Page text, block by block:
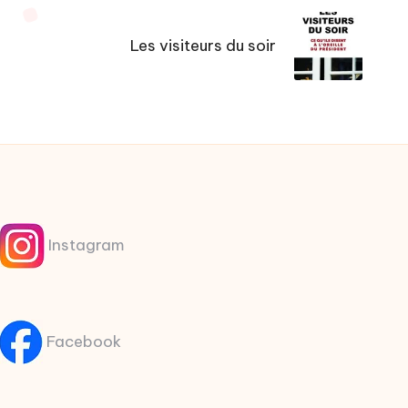
Les visiteurs du soir
Instagram
Facebook